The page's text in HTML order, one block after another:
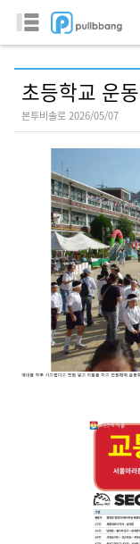
초등학교 운
본투비솔로 2026/05/07